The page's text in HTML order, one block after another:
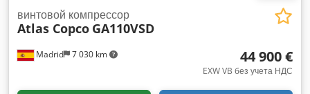
Madrid 7 030 km
винтовой компрессор
Atlas Copco GA110VSD
44 900 €
EXW VB без учета НДС